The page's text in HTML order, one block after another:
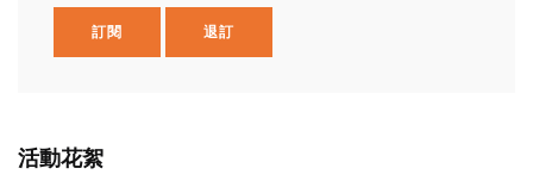
訂閱 退訂
活動花絮